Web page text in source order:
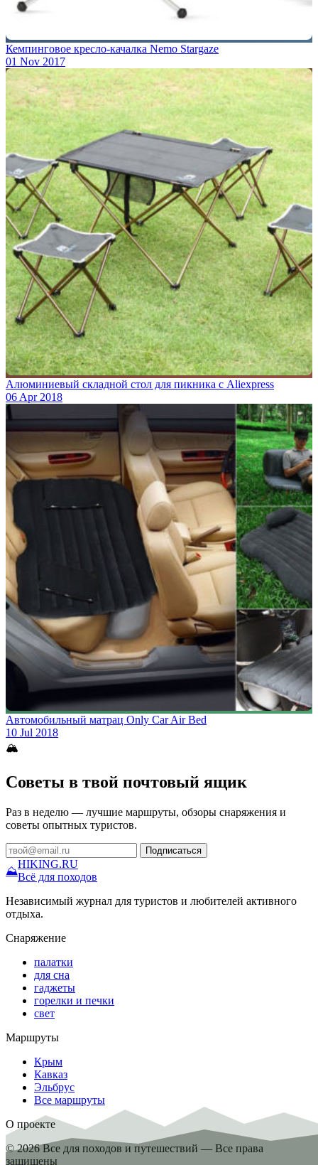
Кемпинговое кресло-качалка Nemo Stargaze
01 Nov 2017
Алюминиевый складной стол для пикника с Aliexpress
06 Apr 2018
Автомобильный матрац Only Car Air Bed
10 Jul 2018
🏔
Советы в твой почтовый ящик
Раз в неделю — лучшие маршруты, обзоры снаряжения и
советы опытных туристов.
Подписаться
⛰
HIKING.RU
Всё для походов
Независимый журнал для туристов и любителей активного
отдыха.
Снаряжение
палатки
для сна
гаджеты
горелки и печки
свет
Маршруты
Крым
Кавказ
Эльбрус
Все маршруты
О проекте
© 2026 Все для походов и путешествий — Все права
защищены